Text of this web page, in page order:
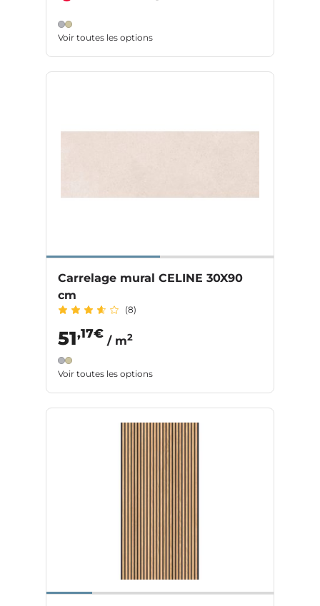
Voir toutes les options
Carrelage mural CELINE 30X90
cm
(8)
51,17€
/ m2
Voir toutes les options